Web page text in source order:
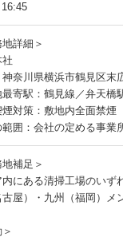
地詳細＞
奈川県横浜市鶴見区末
寄駅：鶴見線／弁天橋
煙対策：敷地内全面禁煙
範囲：会社の定める事業
地補足＞
内にある清掃工場のい
古屋）・九州（福岡）メ